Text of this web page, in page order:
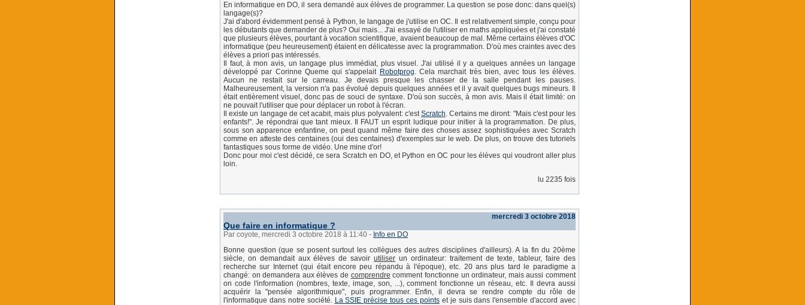
En informatique en DO, il sera demandé aux élèves de programmer. La question se pose donc: dans quel(s)
langage(s)?
J'ai d'abord évidemment pensé à Python, le langage de j'utilise en OC. Il est relativement simple, conçu pour
les débutants que demander de plus? Oui mais... J'ai essayé de l'utiliser en maths appliquées et j'ai constaté
que plusieurs élèves, pourtant à vocation scientifique, avaient beaucoup de mal. Même certains élèves d'OC
informatique (peu heureusement) étaient en délicatesse avec la programmation. D'où mes craintes avec des
élèves a priori pas intéressés.
Il faut, à mon avis, un langage plus immédiat, plus visuel. J'ai utilisé il y a quelques années un langage
développé par Corinne Queme qui s'appelait Robotprog. Cela marchait très bien, avec tous les élèves.
Aucun ne restait sur le carreau. Je devais presque les chasser de la salle pendant les pauses.
Malheureusement, la version n'a pas évolué depuis quelques années et il y avait quelques bugs mineurs. Il
était entièrement visuel, donc pas de souci de syntaxe. D'où son succès, à mon avis. Mais il était limité: on
ne pouvait l'utiliser que pour déplacer un robot à l'écran.
Il existe un langage de cet acabit, mais plus polyvalent: c'estScratch. Certains me diront: "Mais c'est pour les
enfants!". Je répondrai que tant mieux. Il FAUT un esprit ludique pour initier à la programmation. De plus,
sous son apparence enfantine, on peut quand même faire des choses assez sophistiquées avec Scratch
comme en atteste des centaines (oui des centaines) d'exemples sur le web. De plus, on trouve des tutoriels
fantastiques sous forme de vidéo. Une mine d'or!
Donc pour moi c'est décidé, ce sera Scratch en DO, et Python en OC pour les élèves qui voudront aller plus
loin.
lu 2235 fois
mercredi 3 octobre 2018
Que faire en informatique ?
Par coyote, mercredi 3 octobre 2018 à 11:40 - Info en DO
Bonne question (que se posent surtout les collègues des autres disciplines d'ailleurs). A la fin du 20ème
siècle, on demandait aux élèves de savoirutiliser un ordinateur: traitement de texte, tableur, faire des
recherche sur Internet (qui était encore peu répandu à l'époque), etc. 20 ans plus tard le paradigme a
changé: on demandera aux élèves de comprendre comment fonctionne un ordinateur, mais aussi comment
on code l'information (nombres, texte, image, son, ...), comment fonctionne un réseau, etc. Il devra aussi
acquérir la "pensée algorithmique", puis programmer. Enfin, il devra se rendre compte du rôle de
l'informatique dans notre société. La SSIE précise tous ces pointset je suis dans l'ensemble d'accord avec